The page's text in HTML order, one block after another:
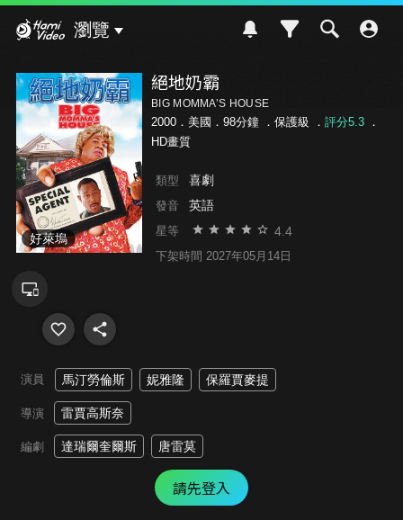
瀏覽
好萊塢
絕地奶霸
BIG MOMMA’S HOUSE
2000．美國．98分鐘 ． 保護級 ． 評分5.3．
HD畫質
類型 喜劇
發音 英語
星等 4.4
下架時間 2027年05月14日
演員 馬汀勞倫斯 妮雅隆 保羅賈麥提
導演 雷賈高斯奈
編劇 達瑞爾奎爾斯 唐雷莫
請先登入